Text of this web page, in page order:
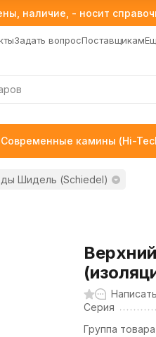
наличие, - носит
Задать вопросПоставщикам
Современные камины (Hi-
Шидель (Schiedel)
Серия
Группа товара